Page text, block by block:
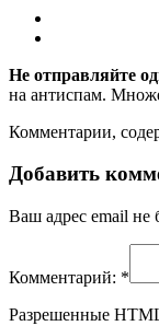
Не отправляйте
на антиспам.
Комментарии,
Добавить
Ваш адрес email не
Комментарий: *
Разрешенные